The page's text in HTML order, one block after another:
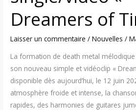
Dreamers of
Laisser un commentaire /Nouvelles /
La formation de death metal mélodique
son nouveau simple et vidéoclip «
disponible dès aujourd’hui, le 12 juin
atmosphère froide et intense, la
rapides, des harmonies de guitares